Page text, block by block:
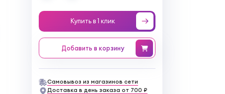
Купить в 1 клик
Добавить в корзину
Самовывоз из магазинов сети
Доставка в день заказа от 700 ₽